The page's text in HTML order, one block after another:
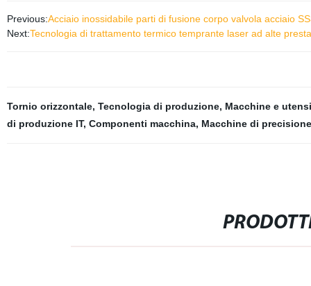
Previous:Acciaio inossidabile parti di fusione corpo valvola acciaio
Next:Tecnologia di trattamento termico temprante laser ad alte
Tornio orizzontale, Tecnologia di produzione, Macchine e
di produzione IT, Componenti macchina, Macchine di